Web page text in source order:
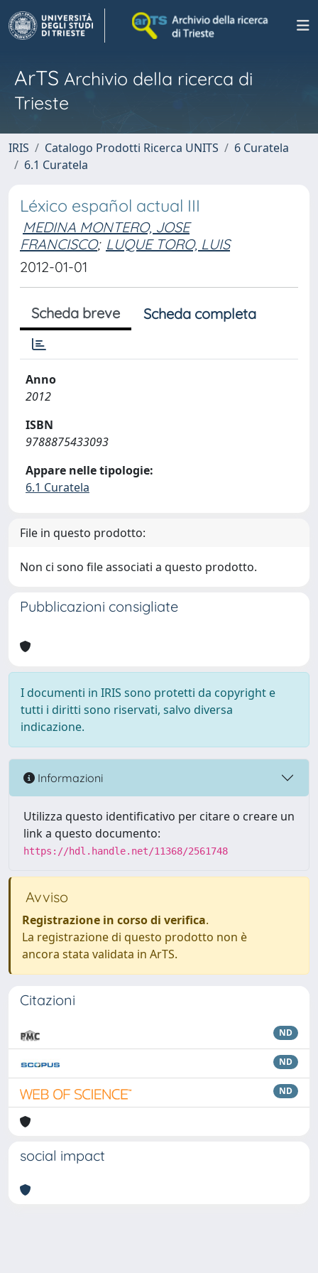
ArTS Archivio della ricerca di
Trieste
IRIS Catalogo Prodotti Ricerca UNITS
6 Curatela
6.1 Curatela
Léxico español actual III
MEDINA MONTERO, JOSE
FRANCISCO; LUQUE TORO, LUIS
2012-01-01
Scheda breve Scheda completa
Anno
2012
ISBN
9788875433093
Appare nelle tipologie:
6.1 Curatela
File in questo prodotto:
Non ci sono file associati a questo prodotto.
Pubblicazioni consigliate
I documenti in IRIS sono protetti da copyright e
tutti i diritti sono riservati, salvo diversa
indicazione.
Informazioni
Utilizza questo identificativo per citare o creare un
link a questo documento:
https://hdl.handle.net/11368/2561748
Avviso
Registrazione in corso di verifica.
La registrazione di questo prodotto non è
ancora stata validata in ArTS.
Citazioni
ND
ND
ND
social impact